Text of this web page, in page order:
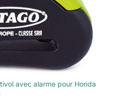
avec alarme pour Honda